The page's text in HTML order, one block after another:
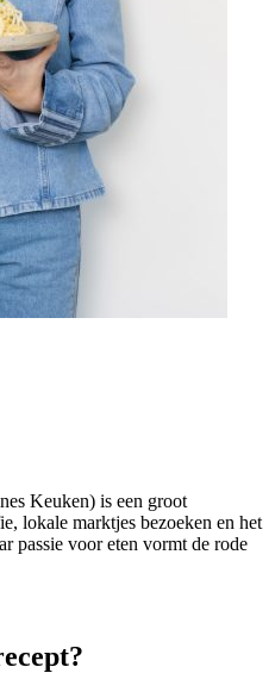
Keuken) is een groot
lokale marktjes bezoeken en het
passie voor eten vormt de rode